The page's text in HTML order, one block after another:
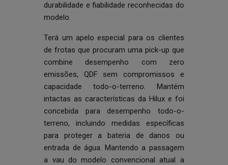
durabilidade e fiabilidade reconhecidas do
modelo.
Terá um apelo especial para os clientes
de frotas que procuram uma pick-up que
combine desempenho com zero
emissões, QDF sem compromissos e
capacidade todo-o-terreno. Mantém
intactas as características da Hilux e foi
concebida para desempenho todo-o-
terreno, incluindo medidas específicas
para proteger a bateria de danos ou
entrada de água. Mantendo a passagem
a vau do modelo convencional atual a